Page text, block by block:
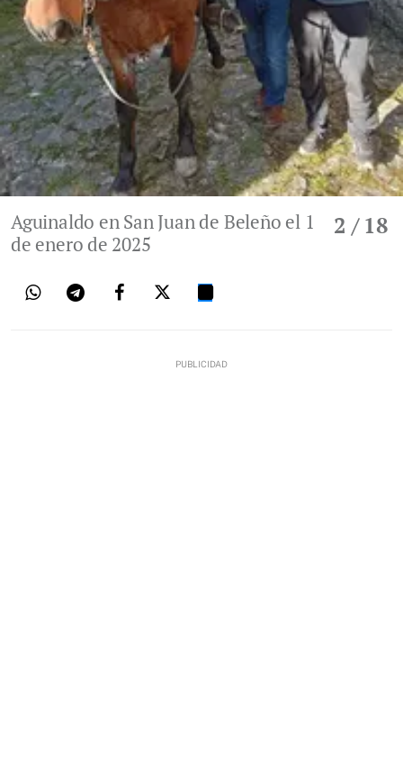
2 / 18
Aguinaldo en San Juan de Beleño el 1
de enero de 2025